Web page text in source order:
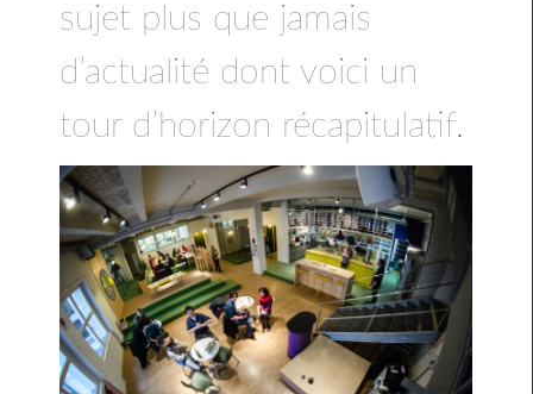
sujet plus que jamais
d’actualité dont voici un
tour d’horizon récapitulatif.